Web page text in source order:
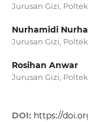
Jurusan Gizi,
Nurhamidi
Jurusan Gizi,
Rosihan Anwar
Jurusan Gizi,
DOI: https://